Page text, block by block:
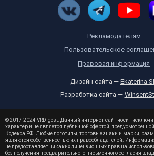
Рекламодателям
Пользовательское
Правовая информация
Дизайн сайта — Ekaterina
Разработка сайта —
© 2017-2024 VRDigest. Данный интернет-сайт носит
характер и не является публичной офертой,
Кодекса РФ. Любые логотипы, торговые знаки и марки,
являются собственностью их правообладателей.
не предоставляет никаких лицензионных прав на
без получения предварительного письменного согласия